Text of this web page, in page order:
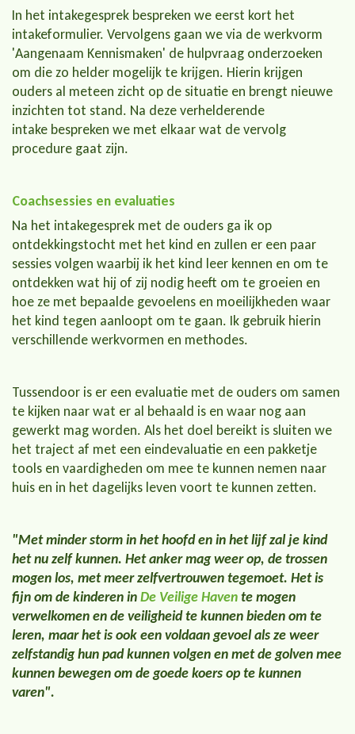
In het intakegesprek bespreken we eerst kort het
intakeformulier. Vervolgens gaan we via de werkvorm
'Aangenaam Kennismaken' de hulpvraag onderzoeken
om die zo helder mogelijk te krijgen. Hierin krijgen
ouders al meteen zicht op de situatie en brengt nieuwe
inzichten tot stand. Na deze verhelderende
intake bespreken we met elkaar wat de vervolg
procedure gaat zijn.
Coachsessies en evaluaties
Na het intakegesprek met de ouders ga ik op
ontdekkingstocht met het kind en zullen er een paar
sessies volgen waarbij ik het kind leer kennen en om te
ontdekken wat hij of zij nodig heeft om te groeien en
hoe ze met bepaalde gevoelens en moeilijkheden waar
het kind tegen aanloopt om te gaan. Ik gebruik hierin
verschillende werkvormen en methodes.
Tussendoor is er een evaluatie met de ouders om samen
te kijken naar wat er al behaald is en waar nog aan
gewerkt mag worden. Als het doel bereikt is sluiten we
het traject af met een eindevaluatie en een pakketje
tools en vaardigheden om mee te kunnen nemen naar
huis en in het dagelijks leven voort te kunnen zetten.
"Met minder storm in het hoofd en in het lijf zal je kind
het nu zelf kunnen. Het anker mag weer op, de trossen
mogen los, met meer zelfvertrouwen tegemoet. Het is
fijn om de kinderen inDe Veilige Havente mogen
verwelkomen en de veiligheid te kunnen bieden om te
leren, maar het is ook een voldaan gevoel als ze weer
zelfstandig hun pad kunnen volgen en met de golven mee
kunnen bewegen om de goede koers op te kunnen
varen".